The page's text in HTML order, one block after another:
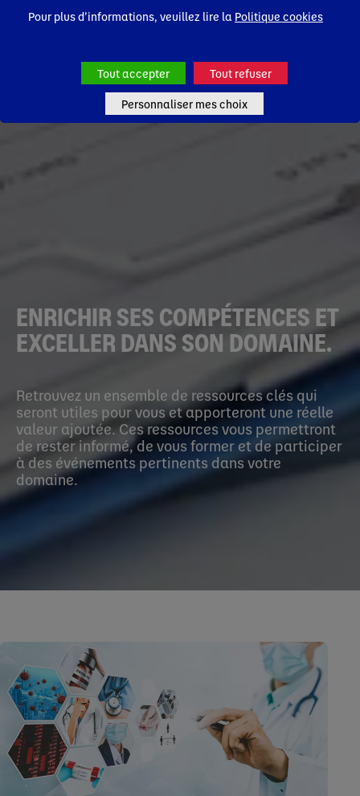
ENRICHIR SES COMPÉTENCES ET
EXCELLER DANS SON DOMAINE.
Retrouvez un ensemble de ressources clés qui
seront utiles pour vous et apporteront une réelle
valeur ajoutée. Ces ressources vous permettront
de rester informé, de vous former et de participer
à des événements pertinents dans votre
domaine.
Pour plus d’informations, veuillez lire la Politique cookies
Tout accepter Tout refuser
Personnaliser mes choix